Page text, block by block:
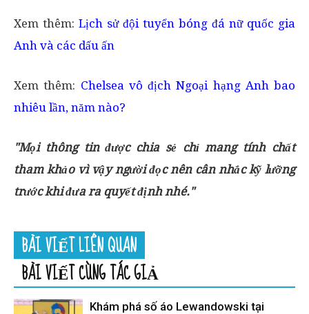
Xem thêm: Lịch sử đội tuyển bóng đá nữ quốc gia
Anh và các dấu ấn
Xem thêm: Chelsea vô địch Ngoại hạng Anh bao
nhiêu lần, năm nào?
"Mọi thông tin được chia sẻ chỉ mang tính chất
tham khảo vì vậy người đọc nên cân nhắc kỹ lưỡng
trước khi đưa ra quyết định nhé."
BÀI VIẾT LIÊN QUAN
BÀI VIẾT CÙNG TÁC GIẢ
Khám phá số áo Lewandowski tại